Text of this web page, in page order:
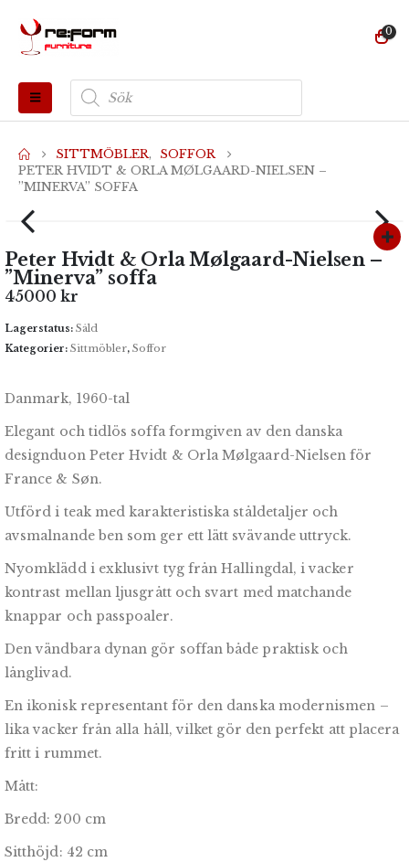
0
Produktsökning
SITTMÖBLER,
SOFFOR
PETER HVIDT & ORLA MØLGAARD-NIELSEN –
”MINERVA” SOFFA
Peter Hvidt & Orla Mølgaard-Nielsen –
”Minerva” soffa
45000 kr
Lagerstatus: Såld
Kategorier: Sittmöbler, Soffor
Danmark, 1960-tal
Elegant och tidlös soffa formgiven av den danska
designduon Peter Hvidt & Orla Mølgaard-Nielsen för
France & Søn.
Utförd i teak med karakteristiska ståldetaljer och
avsmalnande ben som ger ett lätt svävande uttryck.
Nyomklädd i exklusivt tyg från Hallingdal, i vacker
kontrast mellan ljusgrått och svart med matchande
knappar och passpoaler.
Den vändbara dynan gör soffan både praktisk och
långlivad.
En ikonisk representant för den danska modernismen –
lika vacker från alla håll, vilket gör den perfekt att placera
fritt i rummet.
Mått:
Bredd: 200 cm
Sitthöjd: 42 cm